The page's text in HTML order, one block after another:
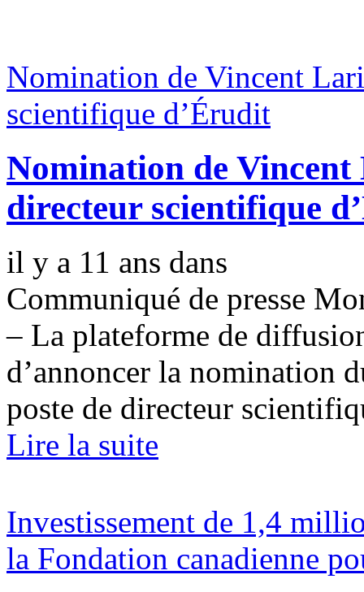
Nomination de Vincent
scientifique d’Érudit
Nomination de
directeur scientifique
il y a 11 ans dans
Communiqué de presse
– La plateforme de
d’annoncer la nomination
poste de directeur
Lire la suite
Investissement de 1,4
la Fondation canadienne